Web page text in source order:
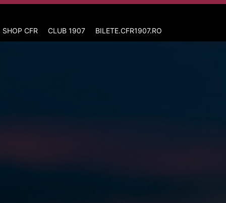
SHOP CFR CLUB 1907 BILETE.CFR1907.RO